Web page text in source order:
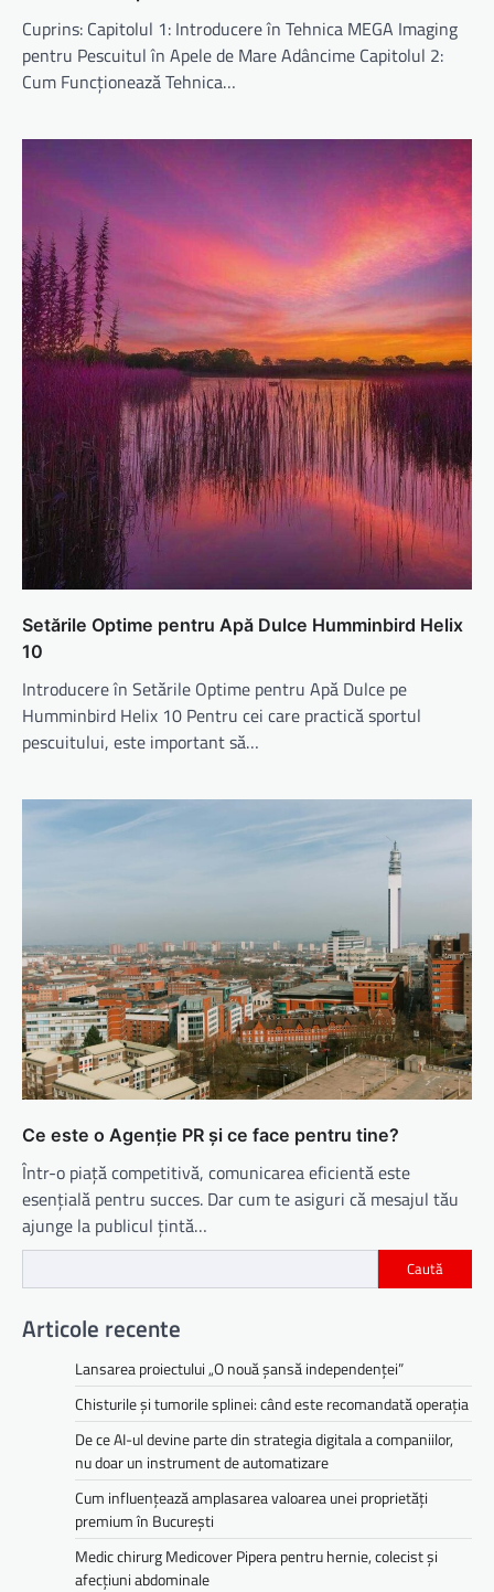
Cuprins: Capitolul 1: Introducere în Tehnica MEGA Imaging
pentru Pescuitul în Apele de Mare Adâncime Capitolul 2:
Cum Funcționează Tehnica…
Setările Optime pentru Apă Dulce Humminbird Helix
10
Introducere în Setările Optime pentru Apă Dulce pe
Humminbird Helix 10 Pentru cei care practică sportul
pescuitului, este important să…
Ce este o Agenție PR și ce face pentru tine?
Într-o piață competitivă, comunicarea eficientă este
esențială pentru succes. Dar cum te asiguri că mesajul tău
ajunge la publicul țintă…
Caută
Articole recente
Lansarea proiectului „O nouă șansă independenței”
Chisturile și tumorile splinei: când este recomandată operația
De ce AI-ul devine parte din strategia digitala a companiilor,
nu doar un instrument de automatizare
Cum influențează amplasarea valoarea unei proprietăți
premium în București
Medic chirurg Medicover Pipera pentru hernie, colecist și
afecțiuni abdominale